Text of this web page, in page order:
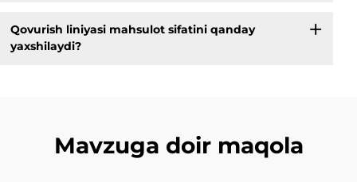
Qovurish liniyasi mahsulot sifatini qanday
yaxshilaydi?
Mavzuga doir maqola